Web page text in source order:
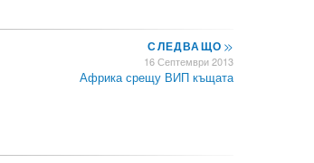
СЛЕДВАЩО>>
16 Септември 2013
Африка срещу ВИП къщата